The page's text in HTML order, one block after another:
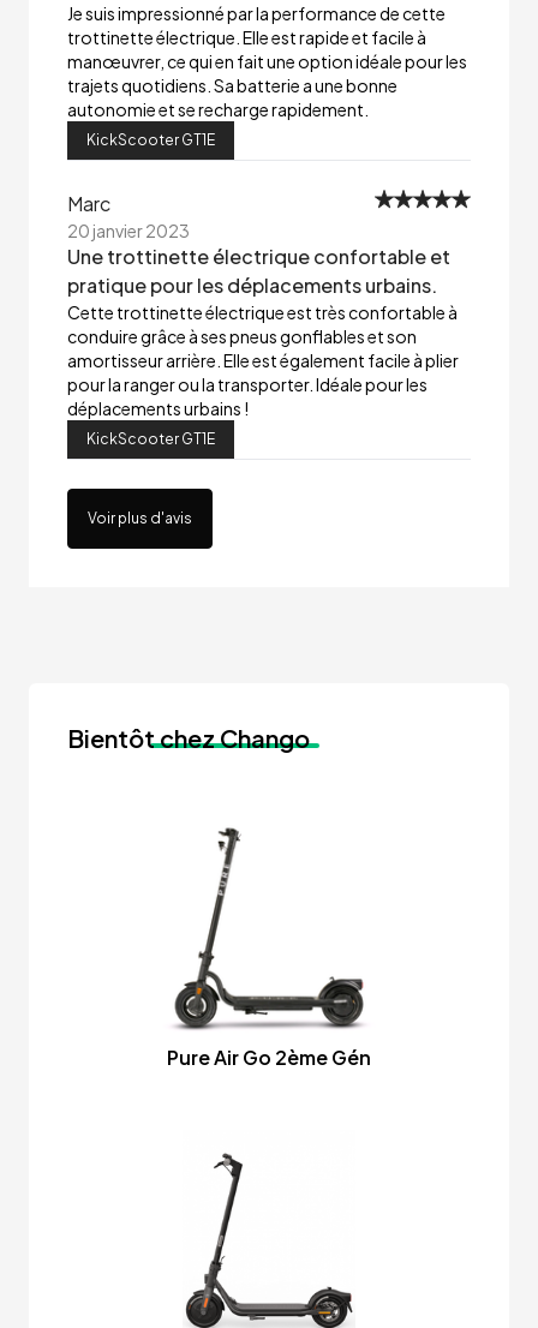
Je suis impressionné par la performance de cette
trottinette électrique. Elle est rapide et facile à
manœuvrer, ce qui en fait une option idéale pour les
trajets quotidiens. Sa batterie a une bonne
autonomie et se recharge rapidement.
KickScooter GT1E
Marc
20 janvier 2023
Une trottinette électrique confortable et
pratique pour les déplacements urbains.
Cette trottinette électrique est très confortable à
conduire grâce à ses pneus gonflables et son
amortisseur arrière. Elle est également facile à plier
pour la ranger ou la transporter. Idéale pour les
déplacements urbains !
KickScooter GT1E
Voir plus d'avis
Bientôtchez Chango
Pure Air Go 2ème Gén